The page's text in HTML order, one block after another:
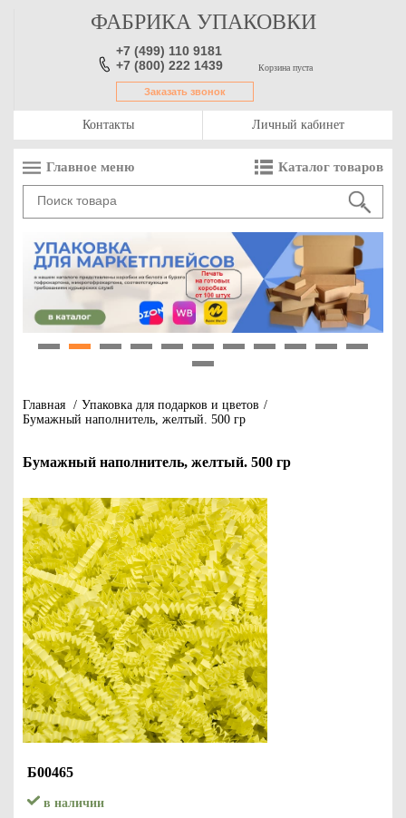
ФАБРИКА УПАКОВКИ
+7 (499) 110 9181
+7 (800) 222 1439
Заказать звонок
Корзина пуста
Контакты Личный кабинет
Главное меню Каталог товаров
Главная / Упаковка для подарков и цветов /
Бумажный наполнитель, желтый. 500 гр
Бумажный наполнитель, желтый. 500 гр
Б00465
в наличии